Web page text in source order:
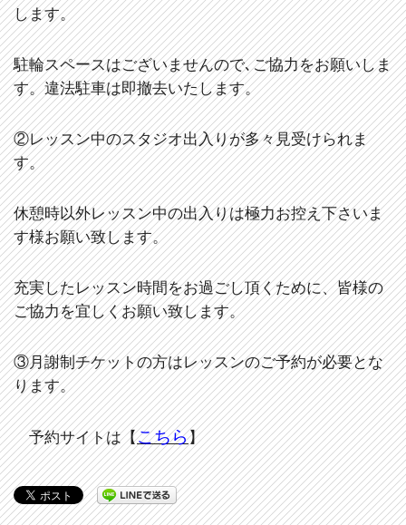
します。
駐輪スペースはございませんので､ご協力をお願いしま
す。違法駐車は即撤去いたします。
②レッスン中のスタジオ出入りが多々見受けられま
す。
休憩時以外レッスン中の出入りは極力お控え下さいま
す様お願い致します。
充実したレッスン時間をお過ごし頂くために、皆様の
ご協力を宜しくお願い致します。
③月謝制チケットの方はレッスンのご予約が必要とな
ります。
予約サイトは【こちら】